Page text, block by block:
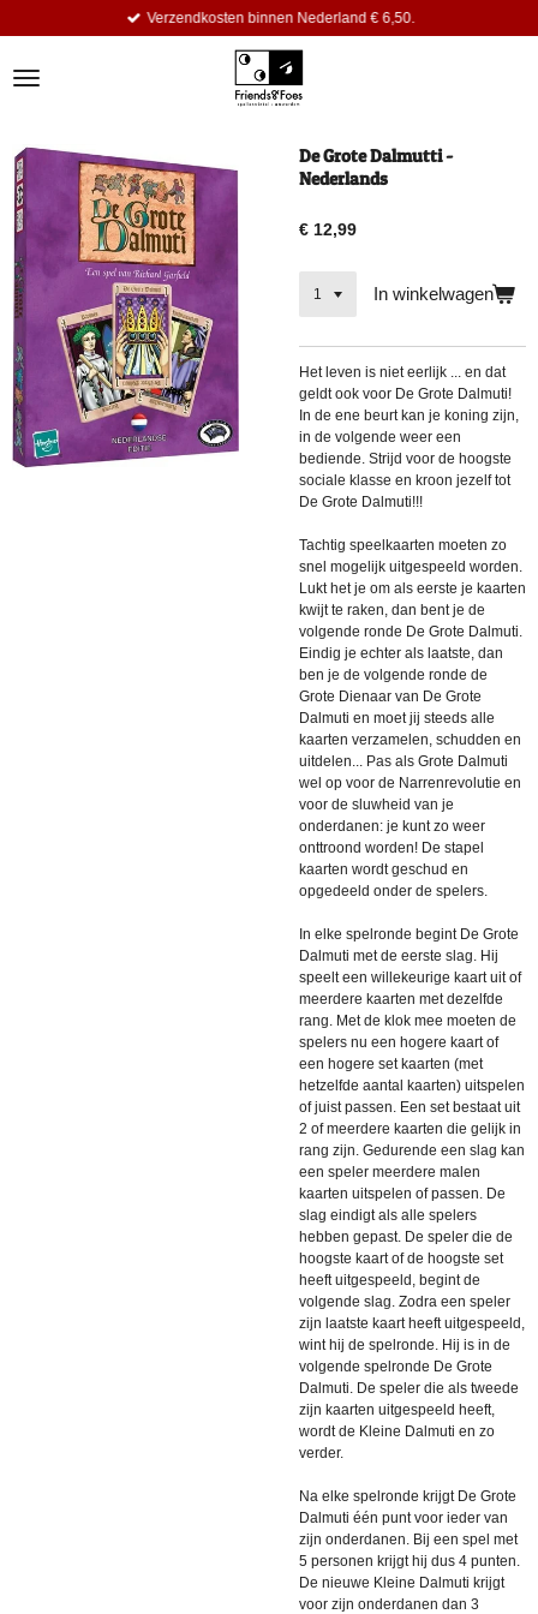
de
Verzendkosten binnen Nederland € 6,50.
De Grote Dalmutti -
Nederlands
€ 12,99
In winkelwagen
Het leven is niet eerlijk ... en dat
geldt ook voor De Grote Dalmuti!
In de ene beurt kan je koning zijn,
in de volgende weer een
bediende. Strijd voor de hoogste
sociale klasse en kroon jezelf tot
De Grote Dalmuti!!!
Tachtig speelkaarten moeten zo
snel mogelijk uitgespeeld worden.
Lukt het je om als eerste je kaarten
kwijt te raken, dan bent je de
volgende ronde De Grote Dalmuti.
Eindig je echter als laatste, dan
ben je de volgende ronde de
Grote Dienaar van De Grote
Dalmuti en moet jij steeds alle
kaarten verzamelen, schudden en
uitdelen... Pas als Grote Dalmuti
wel op voor de Narrenrevolutie en
voor de sluwheid van je
onderdanen: je kunt zo weer
onttroond worden! De stapel
kaarten wordt geschud en
opgedeeld onder de spelers.
In elke spelronde begint De Grote
Dalmuti met de eerste slag. Hij
speelt een willekeurige kaart uit of
meerdere kaarten met dezelfde
rang. Met de klok mee moeten de
spelers nu een hogere kaart of
een hogere set kaarten (met
hetzelfde aantal kaarten) uitspelen
of juist passen. Een set bestaat uit
2 of meerdere kaarten die gelijk in
rang zijn. Gedurende een slag kan
een speler meerdere malen
kaarten uitspelen of passen. De
slag eindigt als alle spelers
hebben gepast. De speler die de
hoogste kaart of de hoogste set
heeft uitgespeeld, begint de
volgende slag. Zodra een speler
zijn laatste kaart heeft uitgespeeld,
wint hij de spelronde. Hij is in de
volgende spelronde De Grote
Dalmuti. De speler die als tweede
zijn kaarten uitgespeeld heeft,
wordt de Kleine Dalmuti en zo
verder.
Na elke spelronde krijgt De Grote
Dalmuti één punt voor ieder van
zijn onderdanen. Bij een spel met
5 personen krijgt hij dus 4 punten.
De nieuwe Kleine Dalmuti krijgt
voor zijn onderdanen dan 3